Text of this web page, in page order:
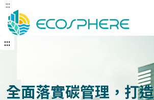
跳
到
中
內
:::
:::
建立企業永續發展藍圖